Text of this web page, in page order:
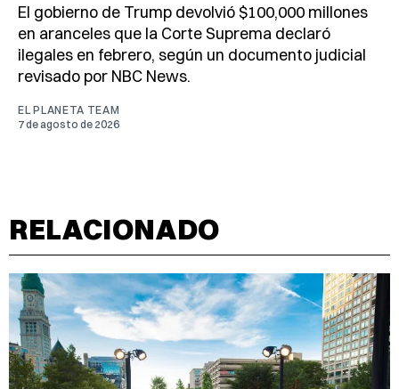
El gobierno de Trump devolvió $100,000 millones
en aranceles que la Corte Suprema declaró
ilegales en febrero, según un documento judicial
revisado por NBC News.
EL PLANETA TEAM
7 de agosto de 2026
RELACIONADO